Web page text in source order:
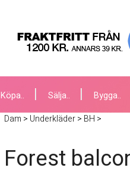
Köpa.. Sälja.. Bygga..
Dam > Underkläder> BH >
Forest